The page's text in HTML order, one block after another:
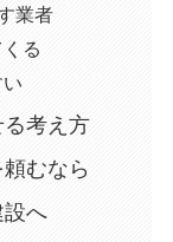
業者
る
考え方
むなら
へ